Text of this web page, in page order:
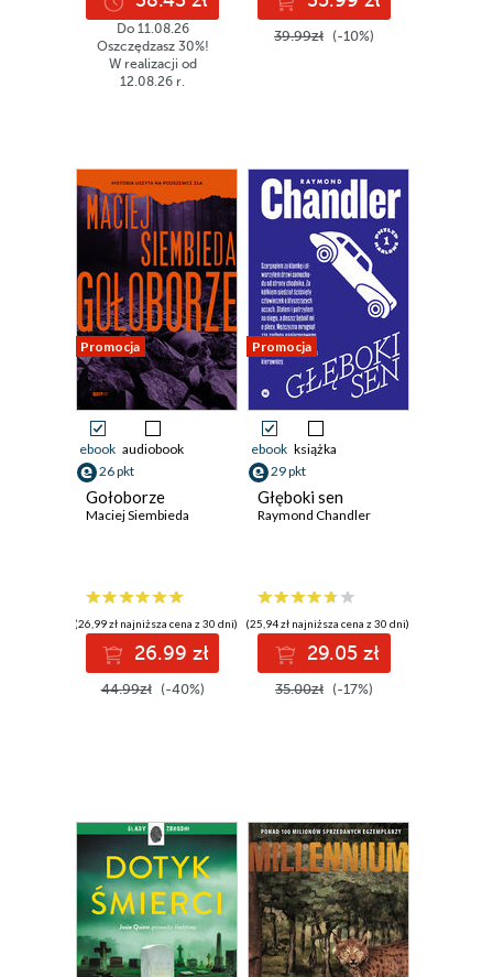
Do 11.08.26
Oszczędzasz 30%!
W realizacji od
12.08.26 r.
39.99zł (-10%)
Promocja
ebook audiobook
26 pkt
Gołoborze
Maciej Siembieda
(26,99 zł najniższa cena z 30 dni)
26.99 zł
44.99zł (-40%)
Promocja
ebook książka
29 pkt
Głęboki sen
Raymond Chandler
(25,94 zł najniższa cena z 30 dni)
29.05 zł
35.00zł (-17%)